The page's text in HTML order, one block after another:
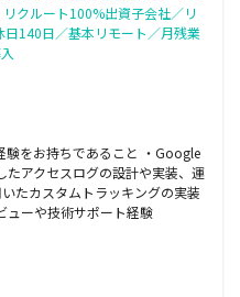
クルート100%出資子会社／リ
140日／基本リモート／月残業
験をお持ちであること ・Google
アクセスログの設計や実装、運
たカスタムトラッキングの実装
ューや技術サポート経験